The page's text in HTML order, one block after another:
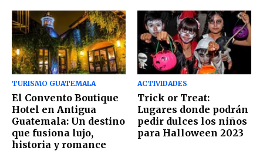
TURISMO GUATEMALA
El Convento Boutique
Hotel en Antigua
Guatemala: Un destino
que fusiona lujo,
historia y romance
ACTIVIDADES
Trick or Treat:
Lugares donde podrán
pedir dulces los niños
para Halloween 2023